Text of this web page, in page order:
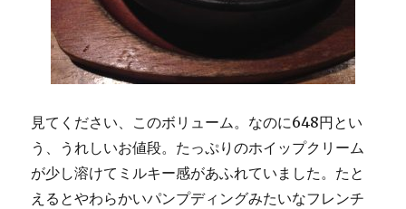
見てください、このボリューム。なのに648円とい
う、うれしいお値段。たっぷりのホイップクリーム
が少し溶けてミルキー感があふれていました。たと
えるとやわらかいパンプディングみたいなフレンチ